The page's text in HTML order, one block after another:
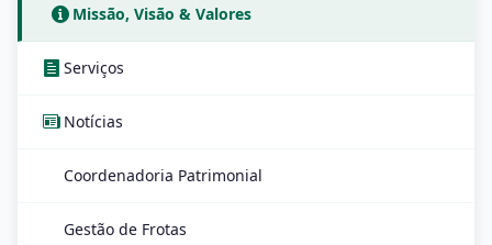
Missão, Visão & Valores
Serviços
Notícias
Coordenadoria Patrimonial
Gestão de Frotas